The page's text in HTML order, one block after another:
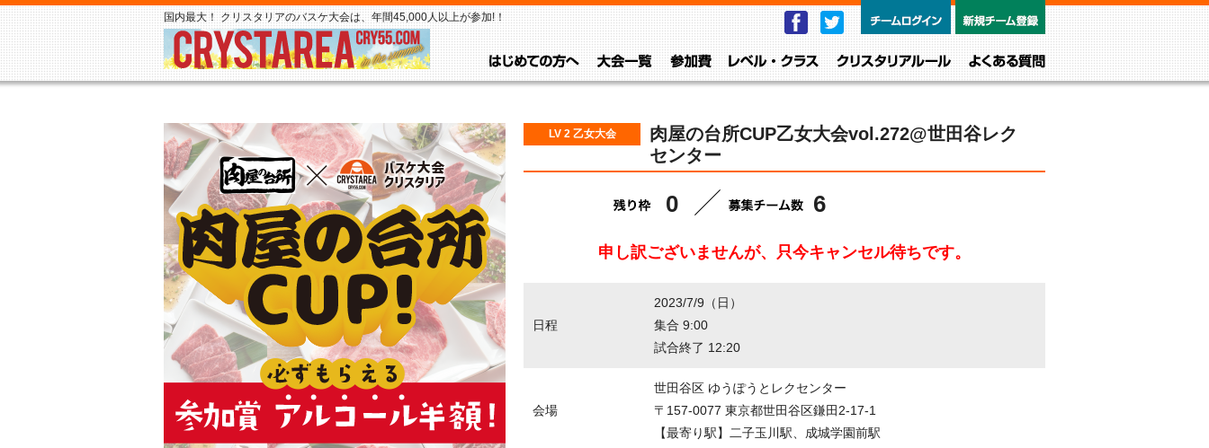
国内最大！ クリスタリアのバスケ大会は、年間45,000人以上が参加!！ FacebookTwitter
はじめての方へ
大会一覧参加費 レベル・クラス
LV 2 乙女大会
肉屋の台所CUP乙女大会vol.272@世田谷レク
センター
0 6
申し訳ございませんが、只今キャンセル待ちです。
日程
2023/7/9（日）
集合 9:00
試合終了 12:20
会場
世田谷区 ゆうぽうとレクセンター
〒157-0077 東京都世田谷区鎌田2-17-1
【最寄り駅】二子玉川駅、成城学園前駅